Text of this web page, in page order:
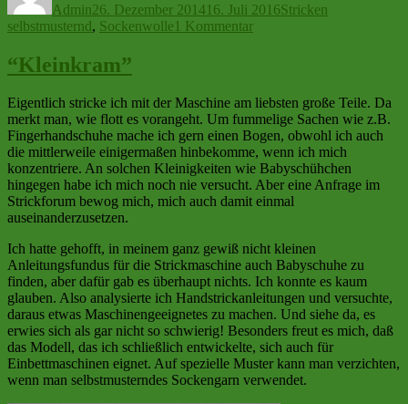
Admin26. Dezember 201416. Juli 2016Stricken
selbstmusternd, Sockenwolle 1 Kommentarzu
“Kleinkram”
Eigentlich stricke ich mit der Maschine am liebsten große Teile. Da
merkt man, wie flott es vorangeht. Um fummelige Sachen wie z.B.
Fingerhandschuhe mache ich gern einen Bogen, obwohl ich auch
die mittlerweile einigermaßen hinbekomme, wenn ich mich
konzentriere. An solchen Kleinigkeiten wie Babyschühchen
hingegen habe ich mich noch nie versucht. Aber eine Anfrage im
Strickforum bewog mich, mich auch damit einmal
auseinanderzusetzen.
Ich hatte gehofft, in meinem ganz gewiß nicht kleinen
Anleitungsfundus für die Strickmaschine auch Babyschuhe zu
finden, aber dafür gab es überhaupt nichts. Ich konnte es kaum
glauben. Also analysierte ich Handstrickanleitungen und versuchte,
daraus etwas Maschinengeeignetes zu machen. Und siehe da, es
erwies sich als gar nicht so schwierig! Besonders freut es mich, daß
das Modell, das ich schließlich entwickelte, sich auch für
Einbettmaschinen eignet. Auf spezielle Muster kann man verzichten,
wenn man selbstmusterndes Sockengarn verwendet.